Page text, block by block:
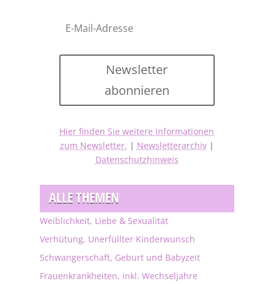
Newsletter
abonnieren
Hier finden Sie weitere Informationen
zum Newsletter. | Newsletterarchiv|
Datenschutzhinweis
ALLE THEMEN
Weiblichkeit, Liebe & Sexualität
Verhütung, Unerfüllter Kinderwunsch
Schwangerschaft, Geburt und Babyzeit
Frauenkrankheiten, inkl. Wechseljahre